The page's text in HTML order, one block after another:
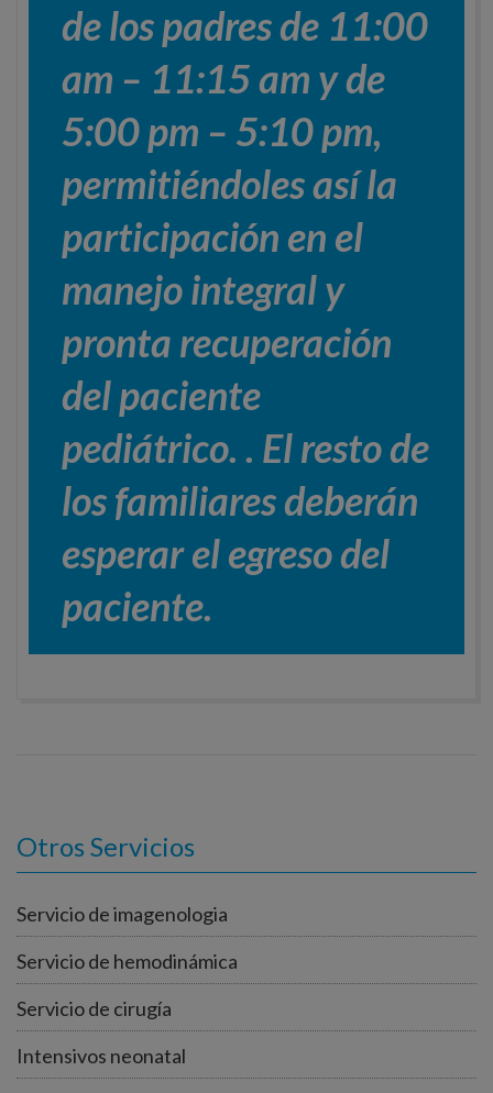
de los padres de 11:00
am – 11:15 am y de
5:00 pm – 5:10 pm,
permitiéndoles así la
participación en el
manejo integral y
pronta recuperación
del paciente
pediátrico. . El resto de
los familiares deberán
esperar el egreso del
paciente.
Otros Servicios
Servicio de imagenologia
Servicio de hemodinámica
Servicio de cirugía
Intensivos neonatal